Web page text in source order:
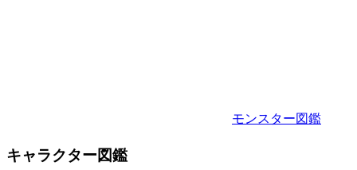
モンスター図鑑
キャラクター図鑑